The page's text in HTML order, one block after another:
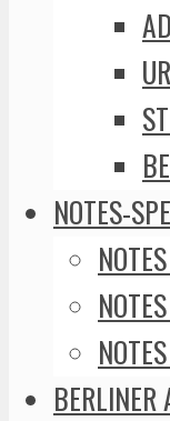
NOTES-
BERLINER